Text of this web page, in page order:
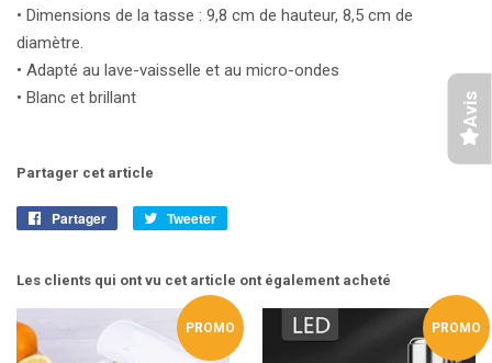
• Dimensions de la tasse : 9,8 cm de hauteur, 8,5 cm de
diamètre.
• Adapté au lave-vaisselle et au micro-ondes
• Blanc et brillant
Partager cet article
Partager
PartagerTweeter
Les clients qui ont vu cet article ont également acheté
PROMO PROMO
Avis